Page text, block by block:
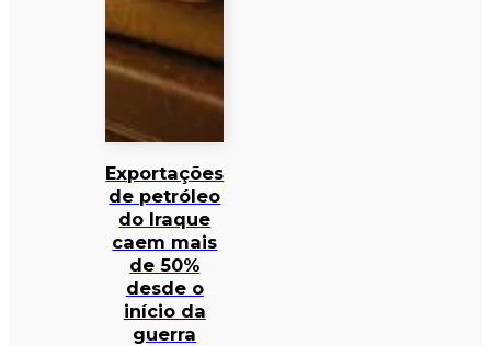
Exportações
de petróleo
do Iraque
caem mais
de 50%
desde o
início da
guerra